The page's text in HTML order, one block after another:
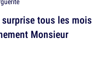
tous les mois
Monsieur